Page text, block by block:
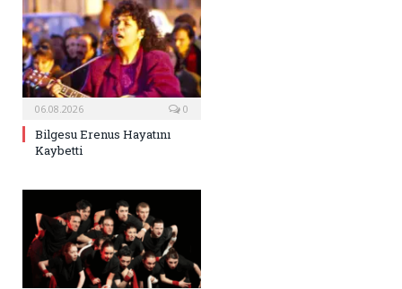
06.08.2026 0
Bilgesu Erenus Hayatını
Kaybetti